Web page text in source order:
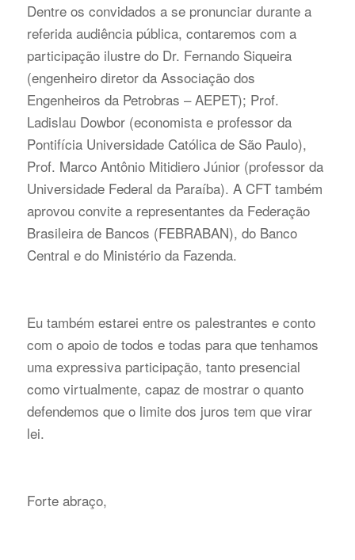
Dentre os convidados a se pronunciar durante a
referida audiência pública, contaremos com a
participação ilustre do Dr. Fernando Siqueira
(engenheiro diretor da Associação dos
Engenheiros da Petrobras – AEPET); Prof.
Ladislau Dowbor (economista e professor da
Pontifícia Universidade Católica de São Paulo),
Prof. Marco Antônio Mitidiero Júnior (professor da
Universidade Federal da Paraíba). A CFT também
aprovou convite a representantes da Federação
Brasileira de Bancos (FEBRABAN), do Banco
Central e do Ministério da Fazenda.
Eu também estarei entre os palestrantes e conto
com o apoio de todos e todas para que tenhamos
uma expressiva participação, tanto presencial
como virtualmente, capaz de mostrar o quanto
defendemos que o limite dos juros tem que virar
lei.
Forte abraço,